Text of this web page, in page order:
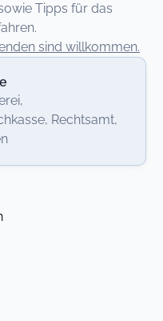
Tipps für das
sind willkommen.
Rechtsamt,